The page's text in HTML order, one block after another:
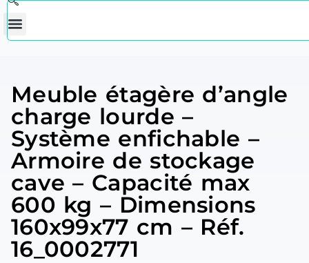
Meuble étagère d’angle
charge lourde –
Système enfichable –
Armoire de stockage
cave – Capacité max
600 kg – Dimensions
160x99x77 cm – Réf.
16_0002771